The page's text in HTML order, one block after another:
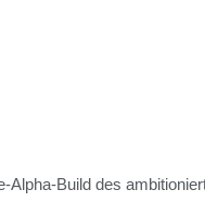
Build des